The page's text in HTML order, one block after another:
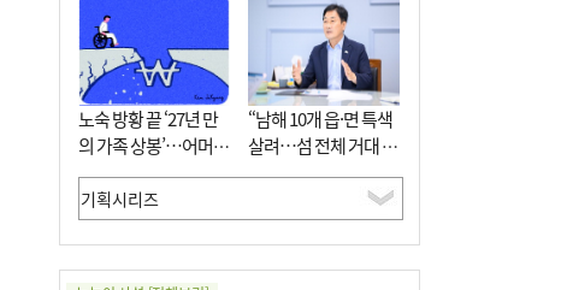
노숙 방황 끝 ‘27년 만
의 가족 상봉’…어머니
와 행복 꿈꿔
“남해 10개 읍·면 특색
살려…섬 전체 거대 정
원으로 조성”